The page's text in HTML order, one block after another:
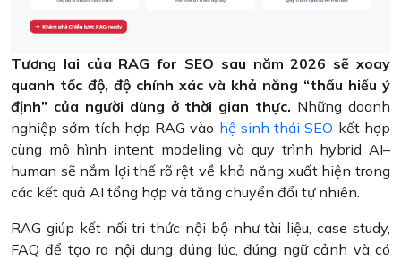
Tương lai của RAG for SEO sau năm 2026 sẽ xoay
quanh tốc độ, độ chính xác và khả năng “thấu hiểu ý
định” của người dùng ở thời gian thực. Những doanh
nghiệp sớm tích hợp RAG vào hệ sinh thái SEO kết hợp
cùng mô hình intent modeling và quy trình hybrid AI–
human sẽ nắm lợi thế rõ rệt về khả năng xuất hiện trong
các kết quả AI tổng hợp và tăng chuyển đổi tự nhiên.
RAG giúp kết nối tri thức nội bộ như tài liệu, case study,
FAQ để tạo ra nội dung đúng lúc, đúng ngữ cảnh và có